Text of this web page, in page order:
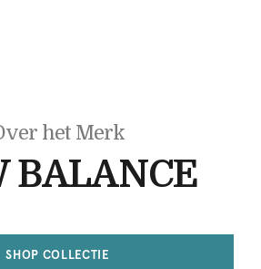
het Merk
BALANCE
SHOP COLLECTIE